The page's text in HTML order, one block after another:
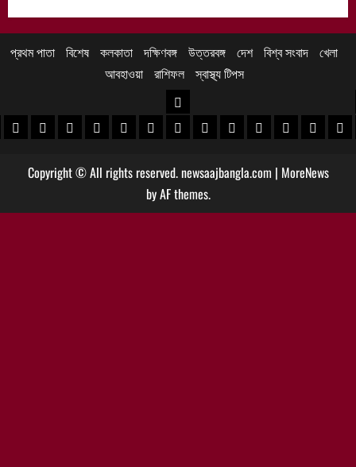
প্রথম পাতা বিশেষ কলকাতা দক্ষিণবঙ্গ উত্তরবঙ্গ দেশ বিশ্ব সংবাদ খেলা
আবহাওয়া
রাশিফল স্বাস্থ্য টিপস
খবর
খবর
পুরুলিয়া খবর
বাঁকুড়া খবরপশ্চিম বর্ধমান খবর
পূর্ব বর্ধমান খবর
বীরভূম খবরমুর্শিদাবাদ খবর
উত্তরবঙ্গ
কোচবিহার নিউজ
আলিপুরদুয়ার খবর
জলপাইগুড়ি খবর
শিলিগুড়ি খবর
উত্তরদক্ষিণ
Copyright © All rights reserved. newsaajbangla.com | MoreNews
by AF themes.